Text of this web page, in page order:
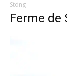
Stöng
Ferme de